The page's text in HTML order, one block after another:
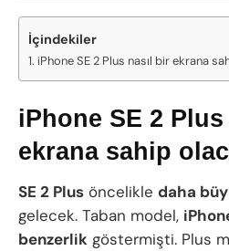
İçindekiler
iPhone SE 2 Plus nasıl bir ekrana
iPhone SE 2
ekrana sahip
SE 2 Plus öncelikle daha
gelecek. Taban model,
benzerlik göstermişti. Plus